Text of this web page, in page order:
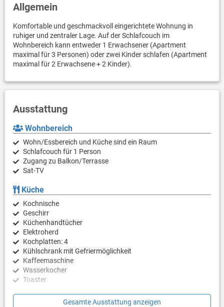
Allgemein
Komfortable und geschmackvoll eingerichtete Wohnung in
ruhiger und zentraler Lage. Auf der Schlafcouch im
Wohnbereich kann entweder 1 Erwachsener (Apartment
maximal für 3 Personen) oder zwei Kinder schlafen (Apartment
maximal für 2 Erwachsene + 2 Kinder).
Ausstattung
Wohnbereich
Wohn/Essbereich und Küche sind ein Raum
Schlafcouch für 1 Person
Zugang zu Balkon/Terrasse
Sat-TV
Küche
Kochnische
Geschirr
Küchenhandtücher
Elektroherd
Kochplatten: 4
Kühlschrank mit Gefriermöglichkeit
Kaffeemaschine
Wasserkocher
Toaster
SchlafzimmerGesamte Ausstattung anzeigen